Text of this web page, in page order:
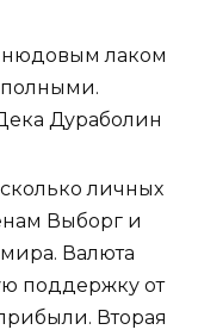
нюдовым лаком
Дураболин
личных
Выборг и
Валюта
поддержку от
Вторая